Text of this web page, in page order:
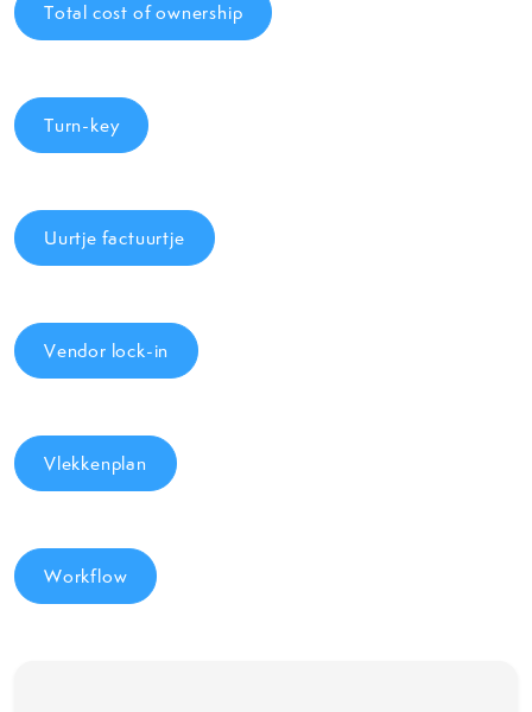
Total cost of ownership
Turn-key
Uurtje factuurtje
Vendor lock-in
Vlekkenplan
Workflow